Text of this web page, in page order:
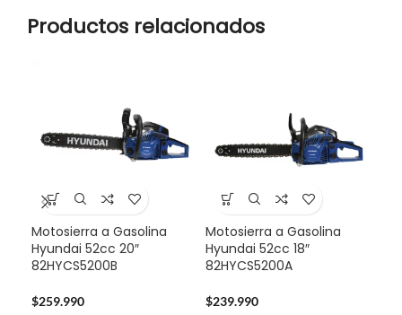
Productos relacionados
Motosierra a Gasolina
Hyundai 52cc 20″
82HYCS5200B
$259.990
Motosierra a Gasolina
Hyundai 52cc 18″
82HYCS5200A
$239.990